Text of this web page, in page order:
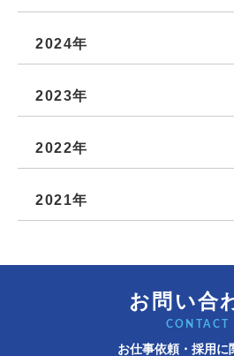
2024年
2023年
2022年
2021年
お問い合
CONTACT
お仕事依頼・採用に